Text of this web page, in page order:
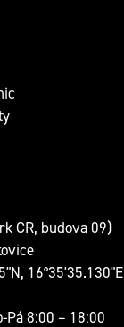
CR, budova 09)
16°35'35.130"E
Pá 8:00 – 18:00